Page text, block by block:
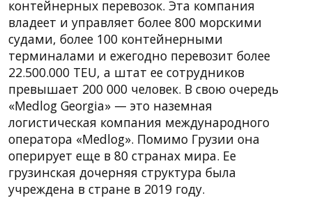
контейнерных перевозок. Эта компания
владеет и управляет более 800 морскими
судами, более 100 контейнерными
терминалами и ежегодно перевозит более
22.500.000 TEU, а штат ее сотрудников
превышает 200 000 человек. В свою очередь
«Medlog Georgia» — это наземная
логистическая компания международного
оператора «Medlog». Помимо Грузии она
оперирует еще в 80 странах мира. Ее
грузинская дочерняя структура была
учреждена в стране в 2019 году.